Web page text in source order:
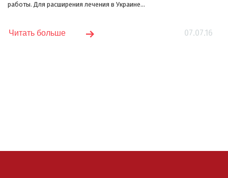
работы. Для расширения лечения в Украине...
07.07.16
Читать больше